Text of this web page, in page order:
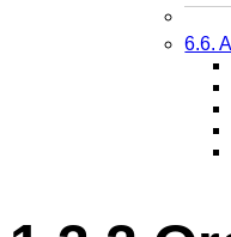
6.6.